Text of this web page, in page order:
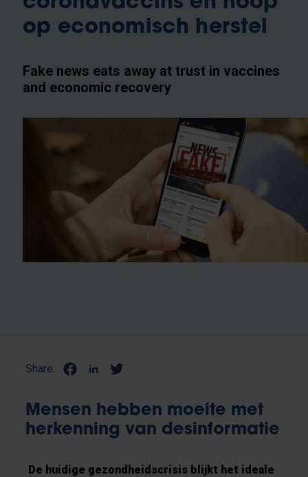
op economisch herstel
Fake news eats away at trust in vaccines
and economic recovery
Share:
Mensen hebben moeite met
herkenning van desinformatie
De huidige gezondheidscrisis blijkt het ideale